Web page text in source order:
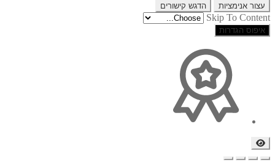
עצור אנימציות הדגש קישורים
Skip To Content
איפוס הגדרות